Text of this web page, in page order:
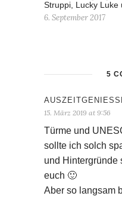
Struppi, Lucky Luke
6. September 2017
5
15. März 2019 at 9:56
Türme und
sollte ich solch
und Hintergründe
euch 🙂
Aber so langsam